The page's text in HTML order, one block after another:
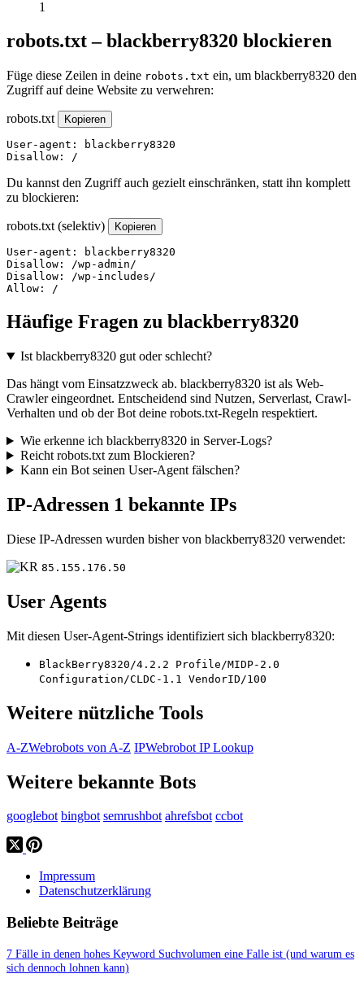
1
robots.txt – blackberry8320 blockieren
Füge diese Zeilen in deine robots.txt ein, um blackberry8320 den
Zugriff auf deine Website zu verwehren:
robots.txt Kopieren
User-agent: blackberry8320
Disallow: /
Du kannst den Zugriff auch gezielt einschränken, statt ihn komplett
zu blockieren:
robots.txt (selektiv) Kopieren
User-agent: blackberry8320
Disallow: /wp-admin/
Disallow: /wp-includes/
Allow: /
Häufige Fragen zu blackberry8320
Ist blackberry8320 gut oder schlecht?
Das hängt vom Einsatzzweck ab. blackberry8320 ist als Web-
Crawler eingeordnet. Entscheidend sind Nutzen, Serverlast, Crawl-
Verhalten und ob der Bot deine robots.txt-Regeln respektiert.
Wie erkenne ich blackberry8320 in Server-Logs?
Reicht robots.txt zum Blockieren?
Kann ein Bot seinen User-Agent fälschen?
IP-Adressen 1 bekannte IPs
Diese IP-Adressen wurden bisher von blackberry8320 verwendet:
85.155.176.50
User Agents
Mit diesen User-Agent-Strings identifiziert sich blackberry8320:
BlackBerry8320/4.2.2 Profile/MIDP-2.0
Configuration/CLDC-1.1 VendorID/100
Weitere nützliche Tools
A-ZWebrobots von A-Z IPWebrobot IP Lookup
Weitere bekannte Bots
googlebot bingbot semrushbot ahrefsbot ccbot
Impressum
Datenschutzerklärung
Beliebte Beiträge
7 Fälle in denen hohes Keyword Suchvolumen eine Falle ist (und warum es
sich dennoch lohnen kann)